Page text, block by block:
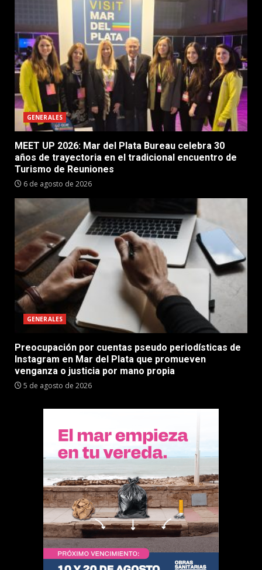
GENERALES
MEET UP 2026: Mar del Plata Bureau celebra 30
años de trayectoria en el tradicional encuentro de
Turismo de Reuniones
6 de agosto de 2026
GENERALES
Preocupación por cuentas pseudo periodísticas de
Instagram en Mar del Plata que promueven
venganza o justicia por mano propia
5 de agosto de 2026